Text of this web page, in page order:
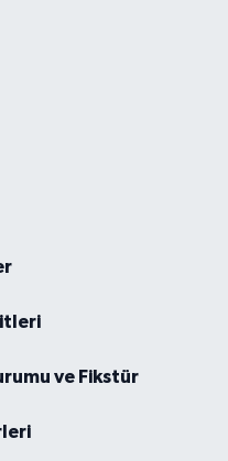
ve Fikstür